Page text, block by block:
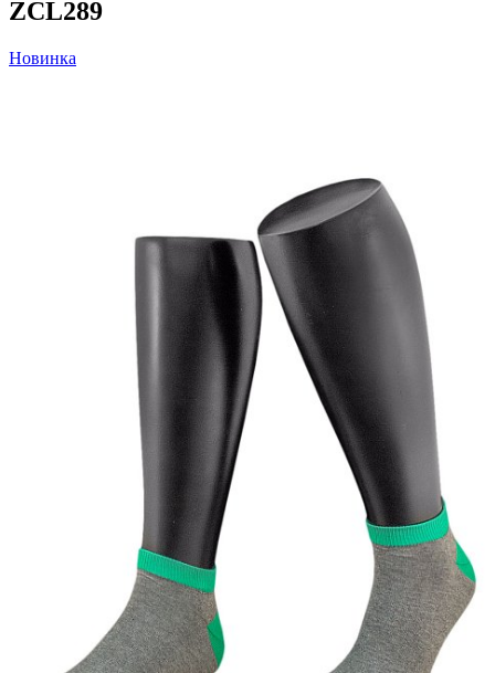
ZCL289
Новинка